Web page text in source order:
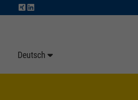
Deutsch